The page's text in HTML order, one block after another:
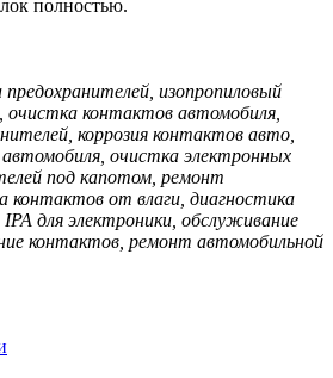
полностью.
предохранителей, изопропиловый
очистка контактов автомобиля,
коррозия контактов авто,
очистка электронных
под капотом, ремонт
контактов от влаги, диагностика
для электроники, обслуживание
контактов, ремонт автомобильной